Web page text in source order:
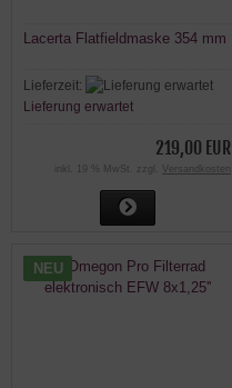
Lacerta Flatfieldmaske 354 mm
Lieferzeit:
Lieferung erwartet
219,00 EUR
inkl. 19 % MwSt. zzgl. Versandkosten
NEU